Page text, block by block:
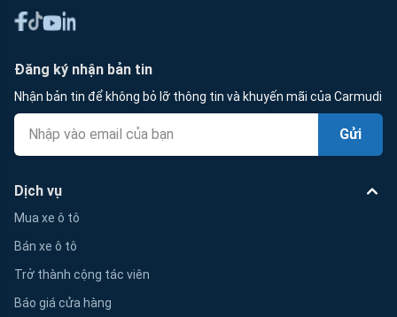
Đăng ký nhận bản tin
Nhận bản tin để không bỏ lỡ thông tin và khuyến mãi của Carmudi
Gửi
Dịch vụ
Mua xe ô tô
Bán xe ô tô
Trở thành cộng tác viên
Báo giá cửa hàng